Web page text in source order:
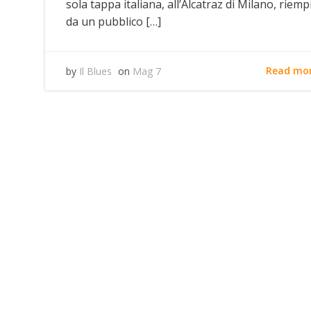
sola tappa italiana, all’Alcatraz di Milano,
da un pubblico […]
by Il Blues on Mag 7 Read